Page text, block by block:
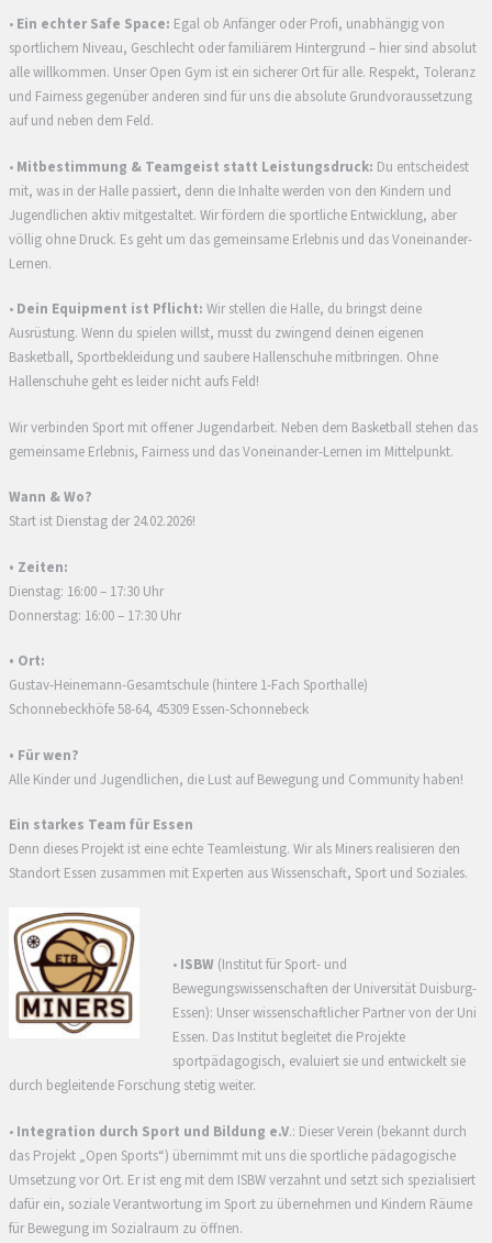
• Ein echter Safe Space: Egal ob Anfänger oder Profi, unabhängig von
sportlichem Niveau, Geschlecht oder familiärem Hintergrund – hier sind absolut
alle willkommen. Unser Open Gym ist ein sicherer Ort für alle. Respekt, Toleranz
und Fairness gegenüber anderen sind für uns die absolute Grundvoraussetzung
auf und neben dem Feld.
• Mitbestimmung & Teamgeist statt Leistungsdruck: Du entscheidest
mit, was in der Halle passiert, denn die Inhalte werden von den Kindern und
Jugendlichen aktiv mitgestaltet. Wir fördern die sportliche Entwicklung, aber
völlig ohne Druck. Es geht um das gemeinsame Erlebnis und das Voneinander-
Lernen.
• Dein Equipment ist Pflicht: Wir stellen die Halle, du bringst deine
Ausrüstung. Wenn du spielen willst, musst du zwingend deinen eigenen
Basketball, Sportbekleidung und saubere Hallenschuhe mitbringen. Ohne
Hallenschuhe geht es leider nicht aufs Feld!
Wir verbinden Sport mit offener Jugendarbeit. Neben dem Basketball stehen das
gemeinsame Erlebnis, Fairness und das Voneinander-Lernen im Mittelpunkt.
Wann & Wo?
Start ist Dienstag der 24.02.2026!
• Zeiten:
Dienstag: 16:00 – 17:30 Uhr
Donnerstag: 16:00 – 17:30 Uhr
• Ort:
Gustav-Heinemann-Gesamtschule (hintere 1-Fach Sporthalle)
Schonnebeckhöfe 58-64, 45309 Essen-Schonnebeck
• Für wen?
Alle Kinder und Jugendlichen, die Lust auf Bewegung und Community haben!
Ein starkes Team für Essen
Denn dieses Projekt ist eine echte Teamleistung. Wir als Miners realisieren den
Standort Essen zusammen mit Experten aus Wissenschaft, Sport und Soziales.
• ISBW (Institut für Sport- und
Bewegungswissenschaften der Universität Duisburg-
Essen): Unser wissenschaftlicher Partner von der Uni
Essen. Das Institut begleitet die Projekte
sportpädagogisch, evaluiert sie und entwickelt sie
durch begleitende Forschung stetig weiter.
• Integration durch Sport und Bildung e.V.: Dieser Verein (bekannt durch
das Projekt „Open Sports“) übernimmt mit uns die sportliche pädagogische
Umsetzung vor Ort. Er ist eng mit dem ISBW verzahnt und setzt sich spezialisiert
dafür ein, soziale Verantwortung im Sport zu übernehmen und Kindern Räume
für Bewegung im Sozialraum zu öffnen.